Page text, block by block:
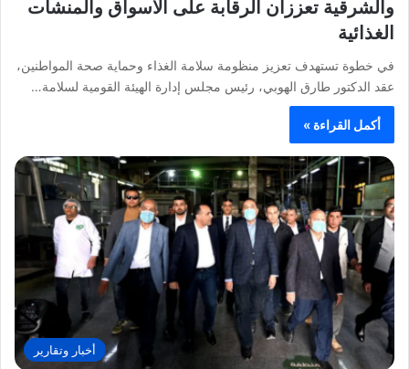
والشرقية تعززان الرقابة على الأسواق والمنشآت
الغذائية
في خطوة تستهدف تعزيز منظومة سلامة الغذاء وحماية صحة المواطنين،
عقد الدكتور طارق الهوبي، رئيس مجلس إدارة الهيئة القومية لسلامة…
أكمل القراءة »
أخبار وتقارير